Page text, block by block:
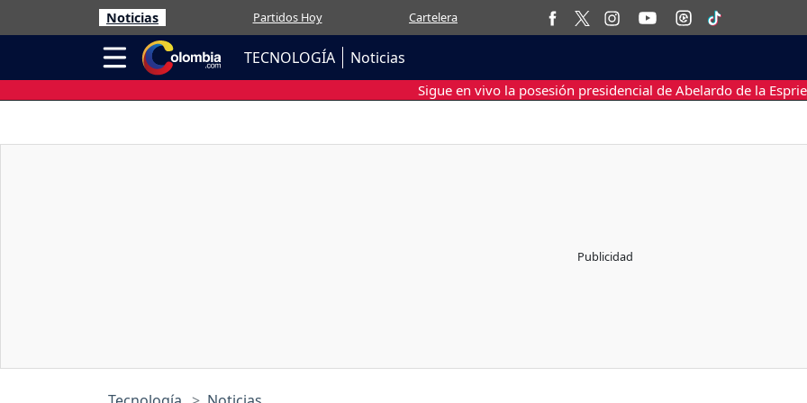
Noticias Partidos Hoy Cartelera
TECNOLOGÍA Noticias
Sigue en vivo la posesión presidencial de Abelardo de la